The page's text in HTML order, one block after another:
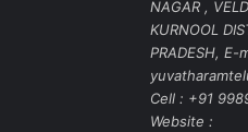
NAGAR ,
KURNOOL
PRADESH, E-
Cell : +91
Website :